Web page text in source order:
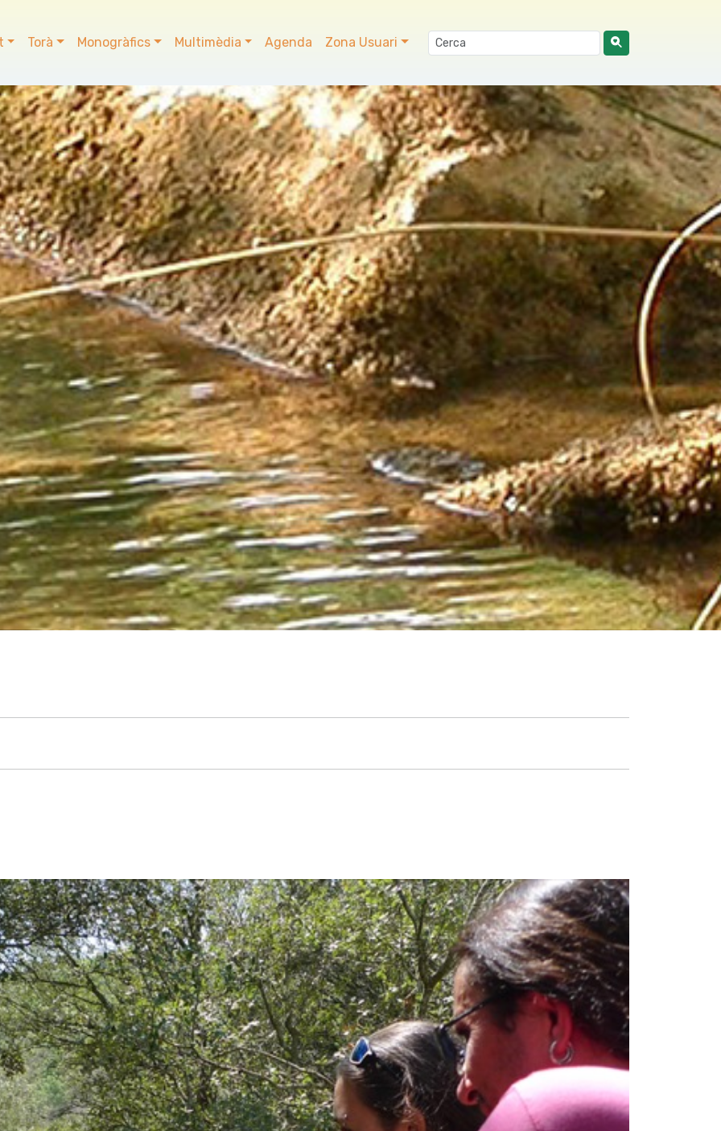
Torà Monogràfics Multimèdia Agenda Zona Usuari